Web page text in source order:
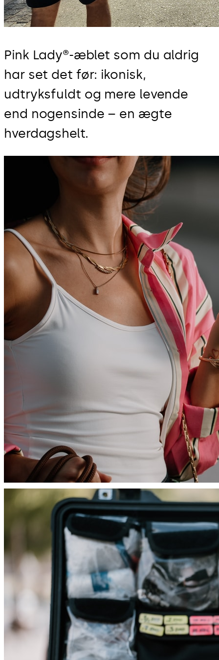
Pink Lady®-æblet som du aldrig
har set det før: ikonisk,
udtryksfuldt og mere levende
end nogensinde – en ægte
hverdagshelt.